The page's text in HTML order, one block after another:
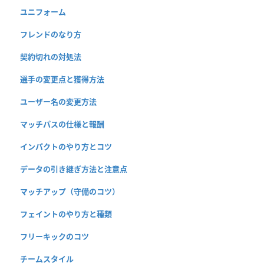
ユニフォーム
フレンドのなり方
契約切れの対処法
選手の変更点と獲得方法
ユーザー名の変更方法
マッチパスの仕様と報酬
インパクトのやり方とコツ
データの引き継ぎ方法と注意点
マッチアップ（守備のコツ）
フェイントのやり方と種類
フリーキックのコツ
チームスタイル